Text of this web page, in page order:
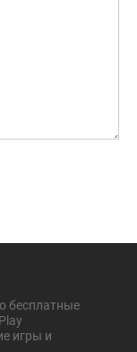
бесплатные
игры и